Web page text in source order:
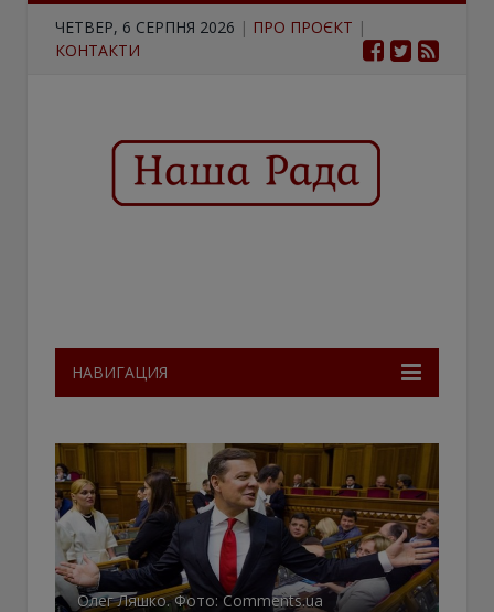
ЧЕТВЕР, 6 СЕРПНЯ 2026 | ПРО ПРОЄКТ |
КОНТАКТИ
НАВИГАЦИЯ
Олег Ляшко. Фото: Comments.ua